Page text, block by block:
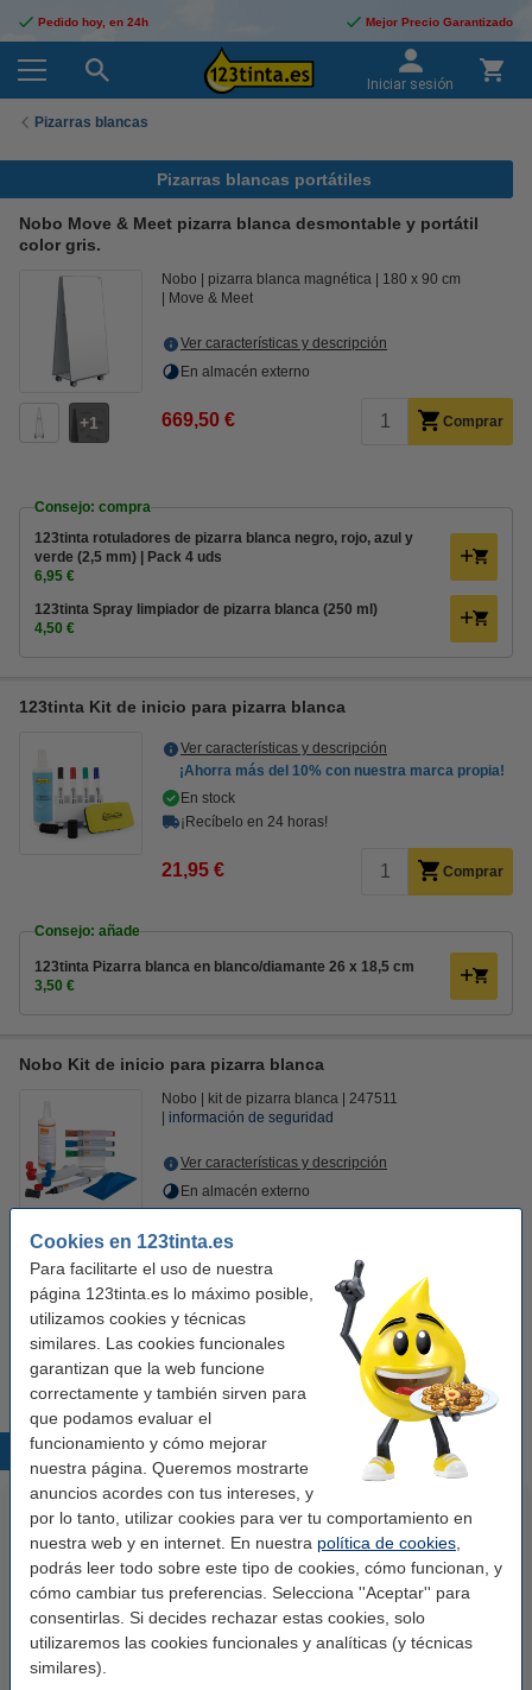
Cookies en 123tinta.es
Para facilitarte el uso de nuestra
página 123tinta.es lo máximo posible,
utilizamos cookies y técnicas
similares. Las cookies funcionales
garantizan que la web funcione
correctamente y también sirven para
que podamos evaluar el
funcionamiento y cómo mejorar
nuestra página. Queremos mostrarte
anuncios acordes con tus intereses, y
por lo tanto, utilizar cookies para ver tu comportamiento en
nuestra web y en internet. En nuestra política de cookies
podrás leer todo sobre este tipo de cookies, cómo funcionan, y
cómo cambiar tus preferencias. Selecciona ''Aceptar'' para
consentirlas. Si decides rechazar estas cookies, solo
utilizaremos las cookies funcionales y analíticas (y técnicas
similares).
Pedido hoy, en 24h Mejor Precio Garantizado
Iniciar sesión
Pizarras blancas
Pizarras blancas portátiles
Nobo Move & Meet pizarra blanca desmontable y portátil
color gris.
1
Nobo pizarra blanca magnética
180 x 90 cm
Move & Meet
Ver características y descripción
En almacén externo
669,50 € Comprar
Consejo: compra
123tinta rotuladores de pizarra blanca negro, rojo, azul y
verde (2,5 mm) | Pack 4 uds
6,95 €
123tinta Spray limpiador de pizarra blanca (250 ml)
4,50 €
123tinta Kit de inicio para pizarra blanca
Ver características y descripción
¡Ahorra más del 10% con nuestra marca propia!
En stock
¡Recíbelo en 24 horas!
21,95 € Comprar
Consejo: añade
123tinta Pizarra blanca en blanco/diamante 26 x 18,5 cm
3,50 €
Nobo Kit de inicio para pizarra blanca
Nobo kit de pizarra blanca
247511
información de seguridad
Ver características y descripción
En almacén externo
24,95 €
Ahorra más con nuestra marca:
123tinta Kit de inicio para pizarra blanca
Productos destacados
123tinta Papel fotográfico